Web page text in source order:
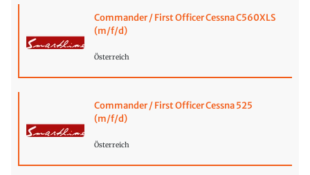
Commander / First Officer Cessna C560XLS
(m/f/d)
Österreich
Commander / First Officer Cessna 525
(m/f/d)
Österreich